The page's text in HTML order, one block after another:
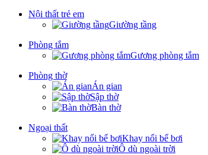
Nội thất trẻ em
Giường tầng
Phòng tắm
Gương phòng tắm
Phòng thờ
Án gian
Sập thờ
Bàn thờ
Ngoại thất
Khay nổi bể bơi
Ô dù ngoài trời